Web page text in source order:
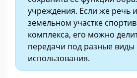
учреждения. Если же речь
земельном участке
комплекса, его можно
передачи под разные виды
использования.